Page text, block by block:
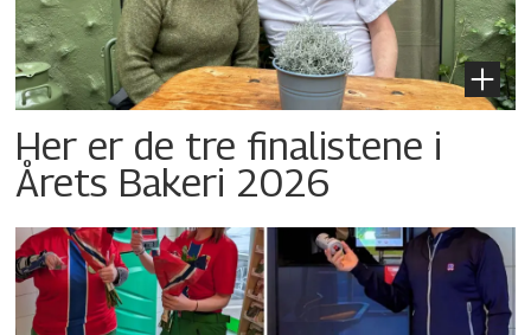
Her er de tre finalistene i
Årets Bakeri 2026